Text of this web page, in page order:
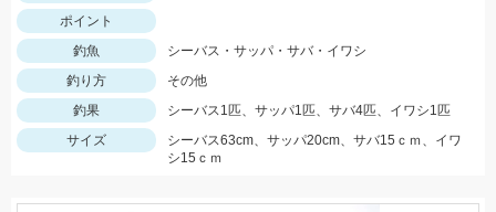
ポイント
釣魚
シーバス・サッパ・サバ・イワシ
釣り方
その他
釣果
シーバス1匹、サッパ1匹、サバ4匹、イワシ1匹
サイズ
シーバス63cm、サッパ20cm、サバ15ｃｍ、イワ
シ15ｃｍ